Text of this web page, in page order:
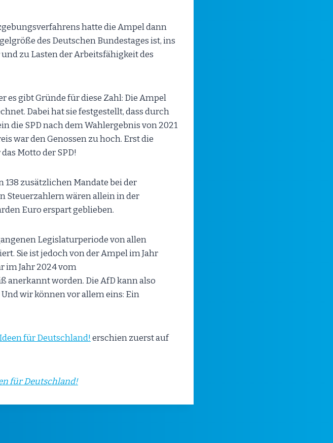
hatte die Ampel dann
des Deutschen Bundestages ist, ins
zu Lasten der Arbeitsfähigkeit des
es gibt Gründe für diese Zahl: Die Ampel
Dabei hat sie festgestellt, dass durch
die SPD nach dem Wahlergebnis von 2021
war den Genossen zu hoch. Erst die
Motto der SPD!
zusätzlichen Mandate bei der
Steuerzahlern wären allein in der
Euro erspart geblieben.
Legislaturperiode von allen
Sie ist jedoch von der Ampel im Jahr
im Jahr 2024 vom
anerkannt worden. Die AfD kann also
wir können vor allem eins: Ein
für Deutschland!erschien zuerst auf
für Deutschland!